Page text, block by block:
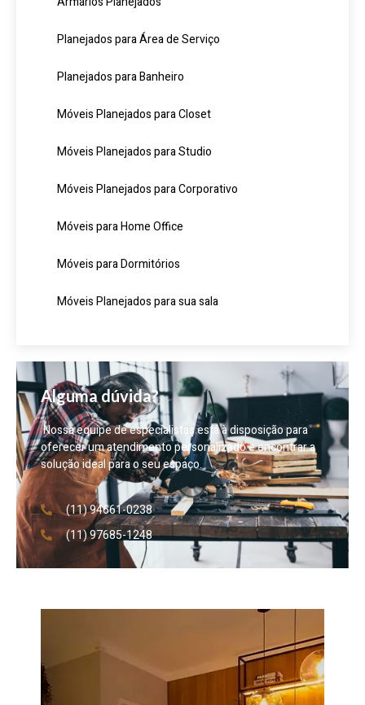
Planejados para Área de Serviço
Planejados para Banheiro
Móveis Planejados para Closet
Móveis Planejados para Studio
Móveis Planejados para Corporativo
Móveis para Home Office
Móveis para Dormitórios
Móveis Planejados para sua sala
Alguma dúvida?
Nossa equipe de especialistas está à disposição para
oferecer um atendimento personalizado e encontrar a
solução ideal para o seu espaço.
(11) 94661-0238
(11) 97685-1248